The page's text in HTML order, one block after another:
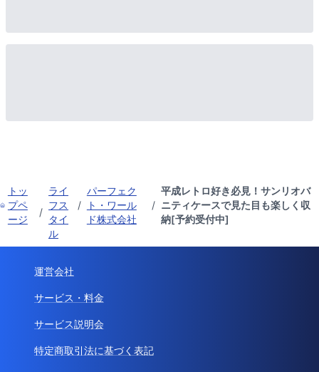
トッ
プペ
ージ
/
ライ
フス
タイ
ル
/
パーフェク
ト・ワール
ド株式会社
/
平成レトロ好き必見！サンリオバ
ニティケースで見た目も楽しく収
納[予約受付中]
運営会社
サービス・料金
サービス説明会
特定商取引法に基づく表記